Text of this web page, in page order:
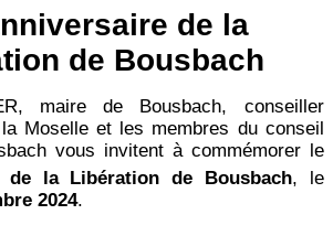
de la
de Bousbach
maire de Bousbach, conseiller
Moselle et les membres du conseil
vous invitent à commémorer le
de la Libération de Bousbach, le
2024.